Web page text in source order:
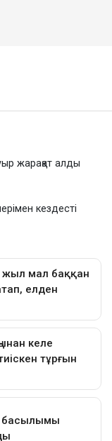
жарақат алды
кездесті